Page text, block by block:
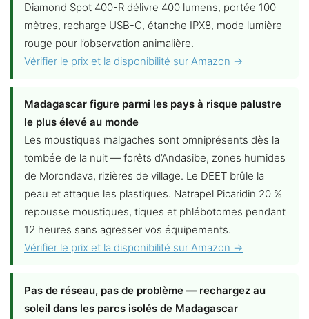
Diamond Spot 400-R délivre 400 lumens, portée 100
mètres, recharge USB-C, étanche IPX8, mode lumière
rouge pour l’observation animalière.
Vérifier le prix et la disponibilité sur Amazon →
Madagascar figure parmi les pays à risque palustre
le plus élevé au monde
Les moustiques malgaches sont omniprésents dès la
tombée de la nuit — forêts d’Andasibe, zones humides
de Morondava, rizières de village. Le DEET brûle la
peau et attaque les plastiques. Natrapel Picaridin 20 %
repousse moustiques, tiques et phlébotomes pendant
12 heures sans agresser vos équipements.
Vérifier le prix et la disponibilité sur Amazon →
Pas de réseau, pas de problème — rechargez au
soleil dans les parcs isolés de Madagascar